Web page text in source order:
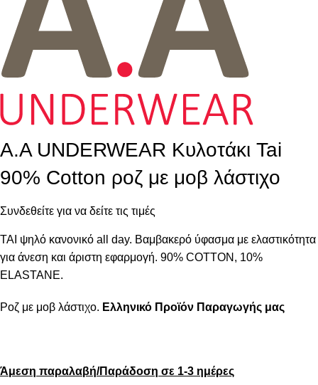
A.A UNDERWEAR Κυλοτάκι Tai
90% Cotton ροζ με μοβ λάστιχο
Συνδεθείτε για να δείτε τις τιμές
ΤΑΙ ψηλό κανονικό all day. Βαμβακερό ύφασμα με ελαστικότητα
για άνεση και άριστη εφαρμογή. 90% COTTON, 10%
ELASTANE.
Ροζ με μοβ λάστιχο. Ελληνικό Προϊόν Παραγωγής μας
Άμεση παραλαβή/Παράδοση σε 1-3 ημέρες